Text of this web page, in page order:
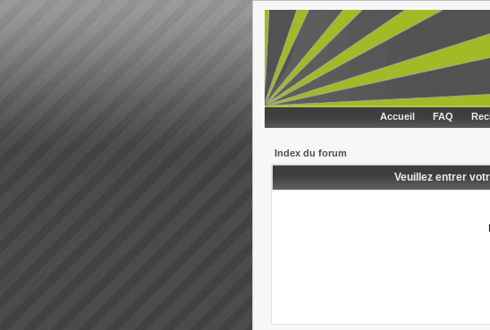
Accueil FAQ
Index du forum
Veuillez entrer